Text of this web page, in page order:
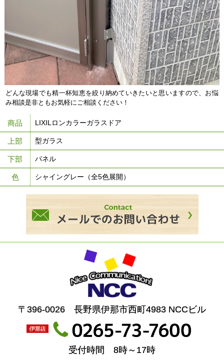
どんな現場でも精一杯知恵を絞り納めていきたいと思いますので、お悩
み相談是非ともお気軽にご相談ください！
商品 LIXILロンカラーガラスドア
上部 型ガラス
下部 パネル
色 シャイングレー（全5色展開）
〒396-0026 長野県伊那市西町4983 NCCビル
受付時間 8時～17時